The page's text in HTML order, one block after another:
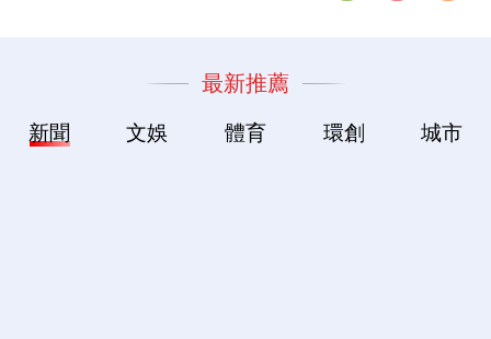
最新推薦
新聞 文娛 體育 環創 城市